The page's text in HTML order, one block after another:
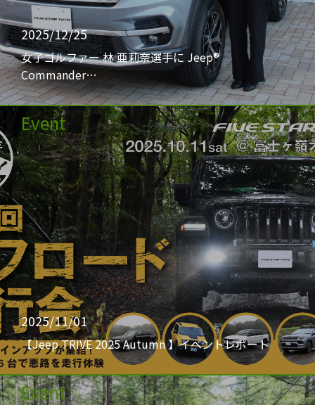
2025/12/25
女子ゴルファー 林 亜莉奈選手に Jeep®
Commander…
Event
2025/11/01
【Jeep TRIVE 2025 Autumn 】イベントレポート
Event